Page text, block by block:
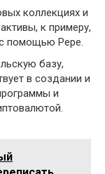
коллекциях и
к примеру,
помощью Pepe.
базу,
в создании и
и